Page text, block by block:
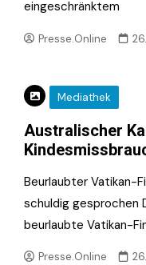
eingeschränktem
Presse.Online
Mediathek
Australischer
Beurlaubter Vatikan-
schuldig gesprochen
beurlaubte Vatikan-
Presse.Online